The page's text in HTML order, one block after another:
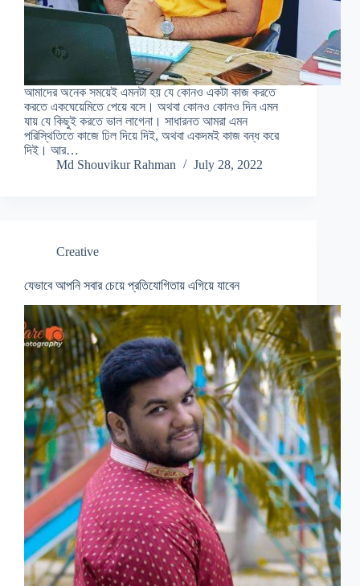
আমাদের অনেক সময়েই এমনটা হয় যে কোনও একটা কাজ করতে
করতে একঘেয়েমিতে পেয়ে বসে। অথবা কোনও কোনও দিন এমন
যায় যে কিছুই করতে ভাল লাগেনা। সাধারনত আমরা এমন
পরিস্থিতিতে কাজে ঢিল দিয়ে দিই, অথবা একদমই কাজ বন্ধ করে
দিই। আর…
Md Shouvikur Rahman
July 28, 2022
Creative
যেভাবে আপনি সবার চেয়ে প্রতিযোগিতায় এগিয়ে যাবেন